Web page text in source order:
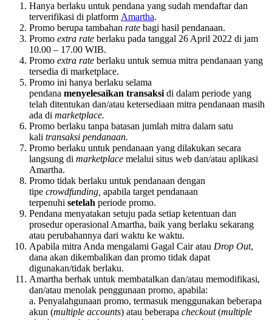
Hanya berlaku untuk pendana yang sudah mendaftar dan
terverifikasi di platform Amartha.
Promo berupa tambahan rate bagi hasil pendanaan.
Promo extra rate berlaku pada tanggal 26 April 2022 di jam
10.00 – 17.00 WIB.
Promo extra rate berlaku untuk semua mitra pendanaan yang
tersedia di marketplace.
Promo ini hanya berlaku selama
pendana menyelesaikan transaksi di dalam periode yang
telah ditentukan dan/atau ketersediaan mitra pendanaan masih
ada di marketplace.
Promo berlaku tanpa batasan jumlah mitra dalam satu
kali transaksi pendanaan.
Promo berlaku untuk pendanaan yang dilakukan secara
langsung di marketplace melalui situs web dan/atau aplikasi
Amartha.
Promo tidak berlaku untuk pendanaan dengan
tipe crowdfunding, apabila target pendanaan
terpenuhi setelah periode promo.
Pendana menyatakan setuju pada setiap ketentuan dan
prosedur operasional Amartha, baik yang berlaku sekarang
atau perubahannya dari waktu ke waktu.
Apabila mitra Anda mengalami Gagal Cair atau Drop Out,
dana akan dikembalikan dan promo tidak dapat
digunakan/tidak berlaku.
Amartha berhak untuk membatalkan dan/atau memodifikasi,
dan/atau menolak penggunaan promo, apabila:
a. Penyalahgunaan promo, termasuk menggunakan beberapa
akun (multiple accounts) atau beberapa checkout(multiple